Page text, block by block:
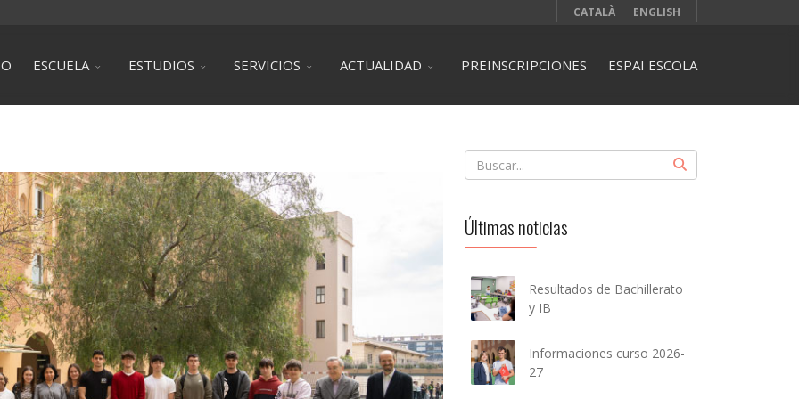
CATALÀ ENGLISH
ESCUELA ESTUDIOS SERVICIOS ACTUALIDAD PREINSCRIPCIONES ESPAI ESCOLA
Últimas noticias
Resultados de Bachillerato
y IB
Informaciones curso 2026-
27